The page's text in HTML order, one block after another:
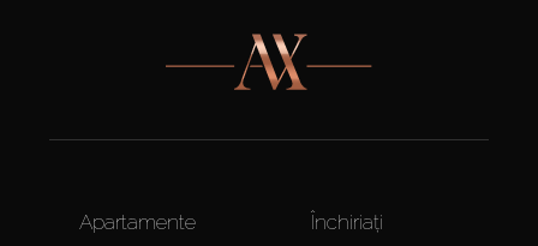
Apartamente
Închiriați